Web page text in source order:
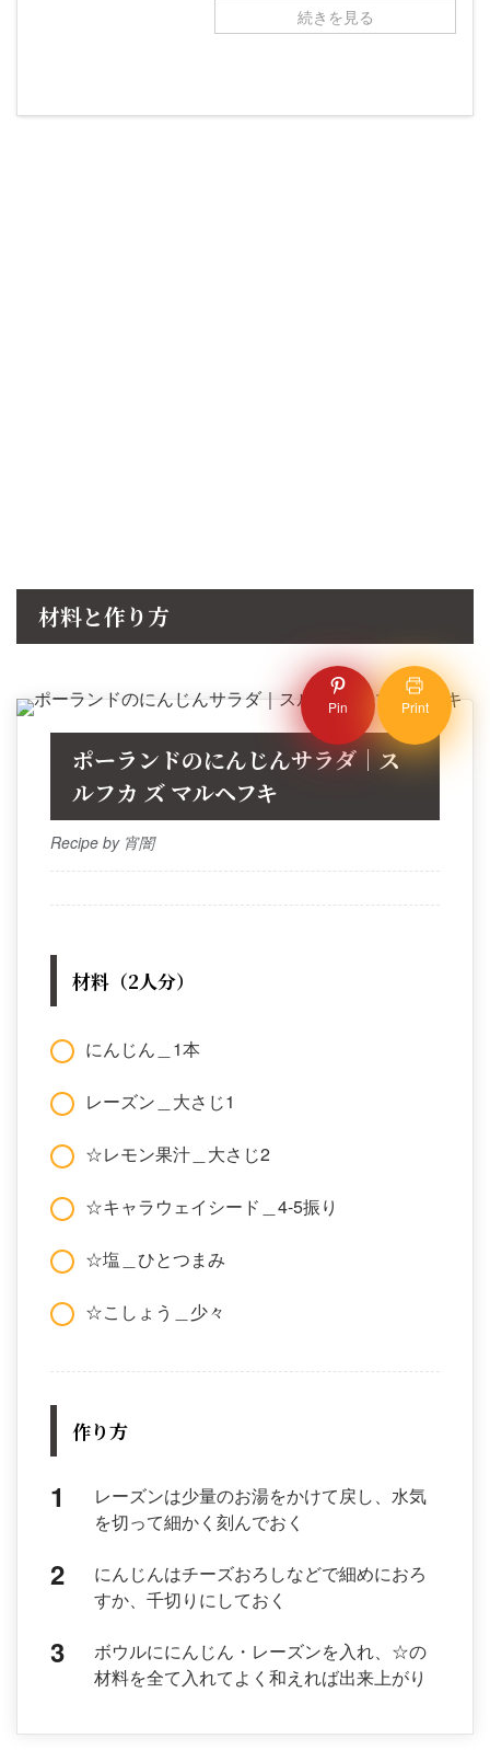
続きを見る
材料と作り方
Pin Print
ポーランドのにんじんサラダ｜ス
ルフカ ズ マルヘフキ
Recipe by 宵闇
材料（2人分）
にんじん＿1本
レーズン＿大さじ1
☆レモン果汁＿大さじ2
☆キャラウェイシード＿4-5振り
☆塩＿ひとつまみ
☆こしょう＿少々
作り方
レーズンは少量のお湯をかけて戻し、水気
を切って細かく刻んでおく
にんじんはチーズおろしなどで細めにおろ
すか、千切りにしておく
ボウルににんじん・レーズンを入れ、☆の
材料を全て入れてよく和えれば出来上がり